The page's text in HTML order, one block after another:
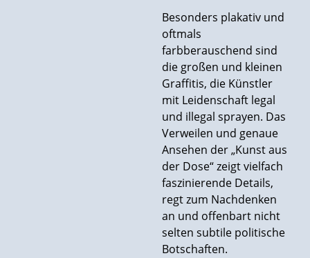
Besonders plakativ und
oftmals
farbberauschend sind
die großen und kleinen
Graffitis, die Künstler
mit Leidenschaft legal
und illegal sprayen. Das
Verweilen und genaue
Ansehen der „Kunst aus
der Dose“ zeigt vielfach
faszinierende Details,
regt zum Nachdenken
an und offenbart nicht
selten subtile politische
Botschaften.